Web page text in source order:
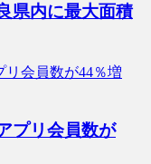
県内に最大面積
プリ会員数が